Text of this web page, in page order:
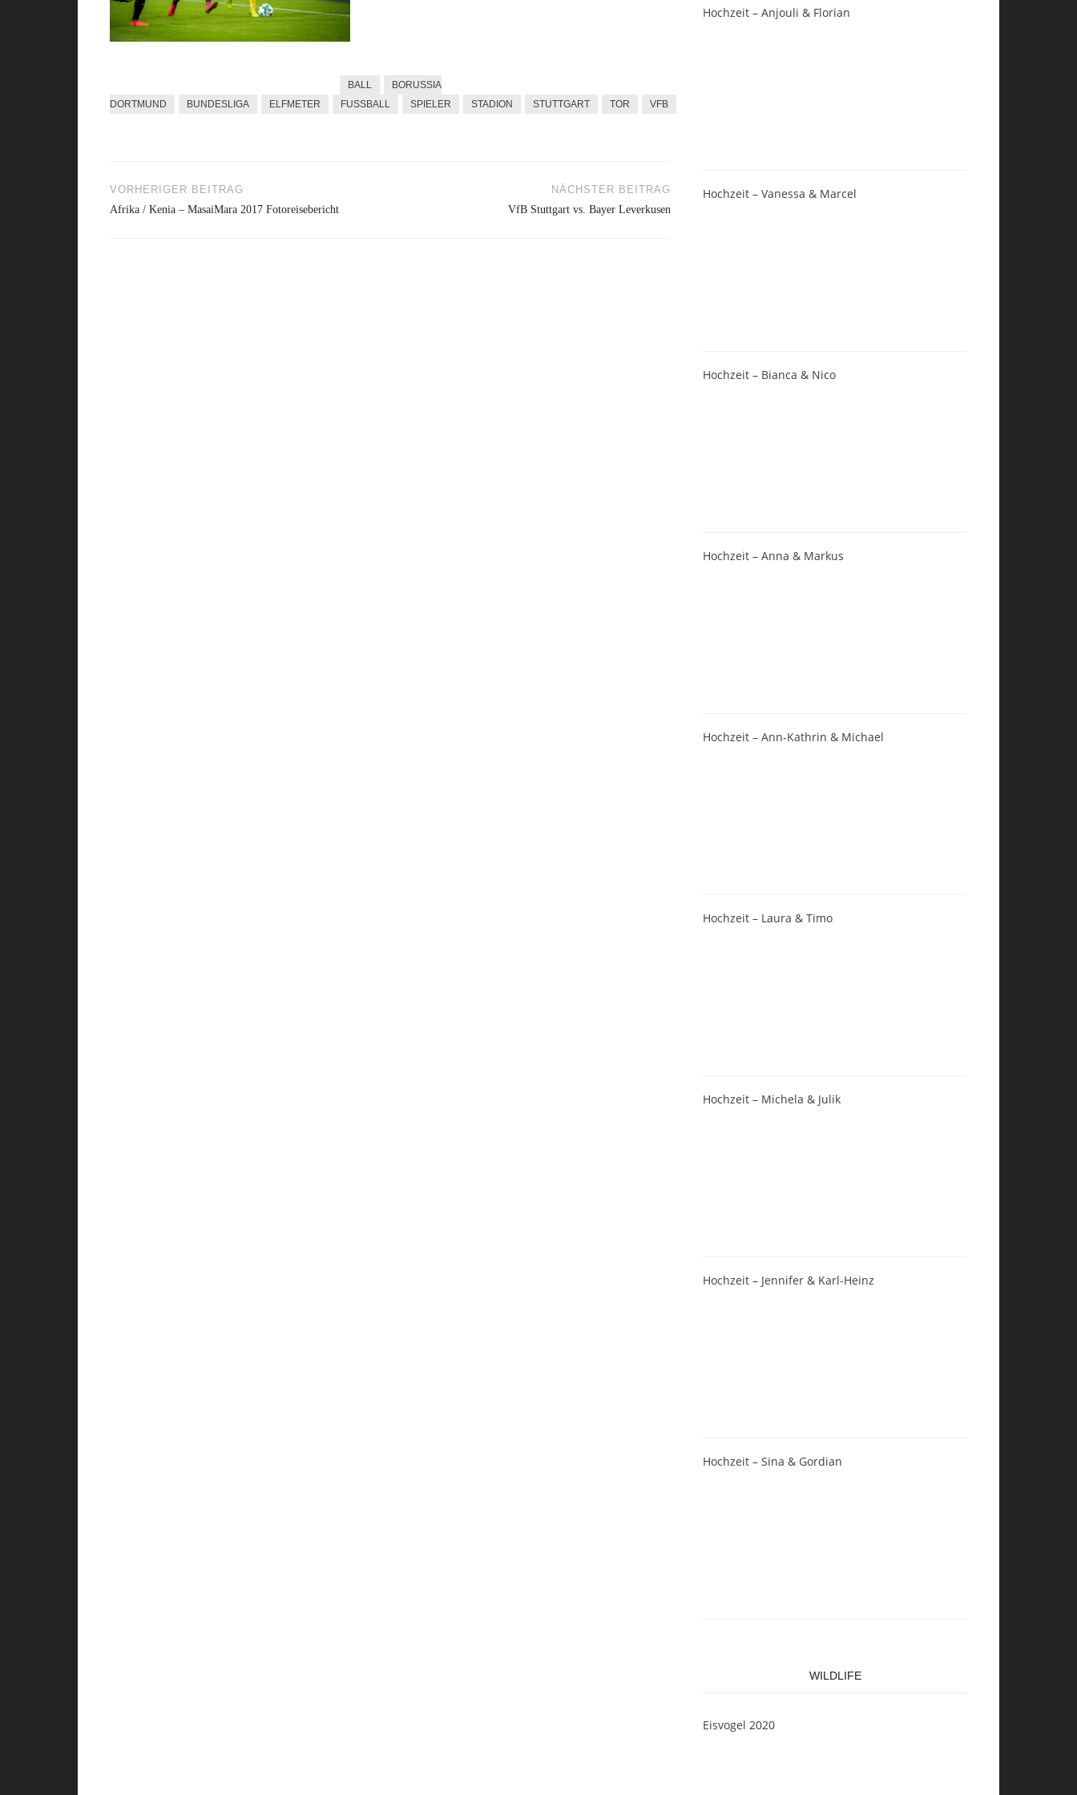
BALL
BORUSSIA
DORTMUND
BUNDESLIGA ELFMETER FUSSBALL SPIELER STADION STUTTGART TOR VFB
Beitragsnavigation
VORHERIGER BEITRAG
Afrika / Kenia – MasaiMara 2017 Fotoreisebericht
NÄCHSTER BEITRAG
VfB Stuttgart vs. Bayer Leverkusen
Hochzeit – Anjouli & Florian
Hochzeit – Vanessa & Marcel
Hochzeit – Bianca & Nico
Hochzeit – Anna & Markus
Hochzeit – Ann-Kathrin & Michael
Hochzeit – Laura & Timo
Hochzeit – Michela & Julik
Hochzeit – Jennifer & Karl-Heinz
Hochzeit – Sina & Gordian
WILDLIFE
Eisvogel 2020